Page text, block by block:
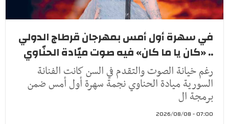
في سهرة أول أمس بمهرجان قرطاج الدولي
.. «كان يا ما كان» فيه صوت ميّادة الحنّاوي
رغم خيانة الصوت والتقدم في السن كانت الفنانة
السورية ميادة الحناوي نجمة سهرة أول أمس ضمن
برمجة ال
07:00 - 2026/08/08